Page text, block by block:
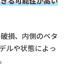
損、内側のベタ
ルや状態によっ